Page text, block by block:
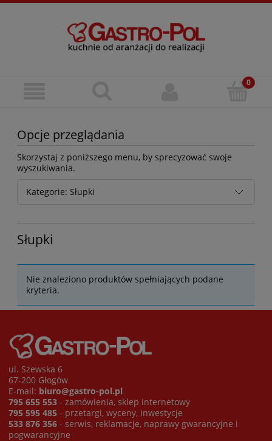
Opcje przeglądania
Skorzystaj z poniższego menu, by sprecyzować swoje
wyszukiwania.
Kategorie: Słupki
Słupki
Nie znaleziono produktów spełniających podane
kryteria.
ul. Szewska 6
67-200 Głogów
E-mail: biuro@gastro-pol.pl
795 655 553 - zamówienia, sklep internetowy
795 595 485 - przetargi, wyceny, inwestycje
533 876 356 - serwis, reklamacje, naprawy gwarancyjne i
pogwarancyjne